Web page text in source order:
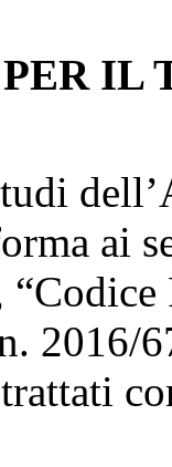
IL
ai
2016/